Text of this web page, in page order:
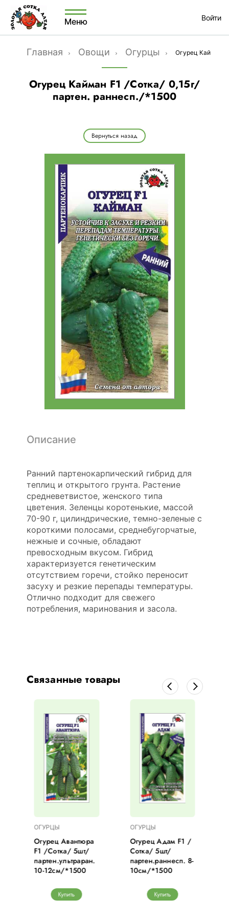
Меню Войти
Главная Овощи Огурцы Огурец Кайман
Огурец Кайман F1 /Сотка/ 0,15г/
партен. раннесп./*1500
Вернуться назад
Описание
Ранний партенокарпический гибрид для
теплиц и открытого грунта. Растение
средневетвистое, женского типа
цветения. Зеленцы коротенькие, массой
70-90 г, цилиндрические, темно-зеленые с
короткими полосами, среднебугорчатые,
нежные и сочные, обладают
превосходным вкусом. Гибрид
характеризуется генетическим
отсутствием горечи, стойко переносит
засуху и резкие перепады температуры.
Отлично подходит для свежего
потребления, маринования и засола.
Связанные товары
ОГУРЦЫ
Огурец Авантюра
F1 /Сотка/ 5шт/
партен.ультраран.
10-12см/*1500
Купить
ОГУРЦЫ
Огурец Адам F1 /
Сотка/ 5шт/
партен.раннесп. 8-
10см/*1500
Купить